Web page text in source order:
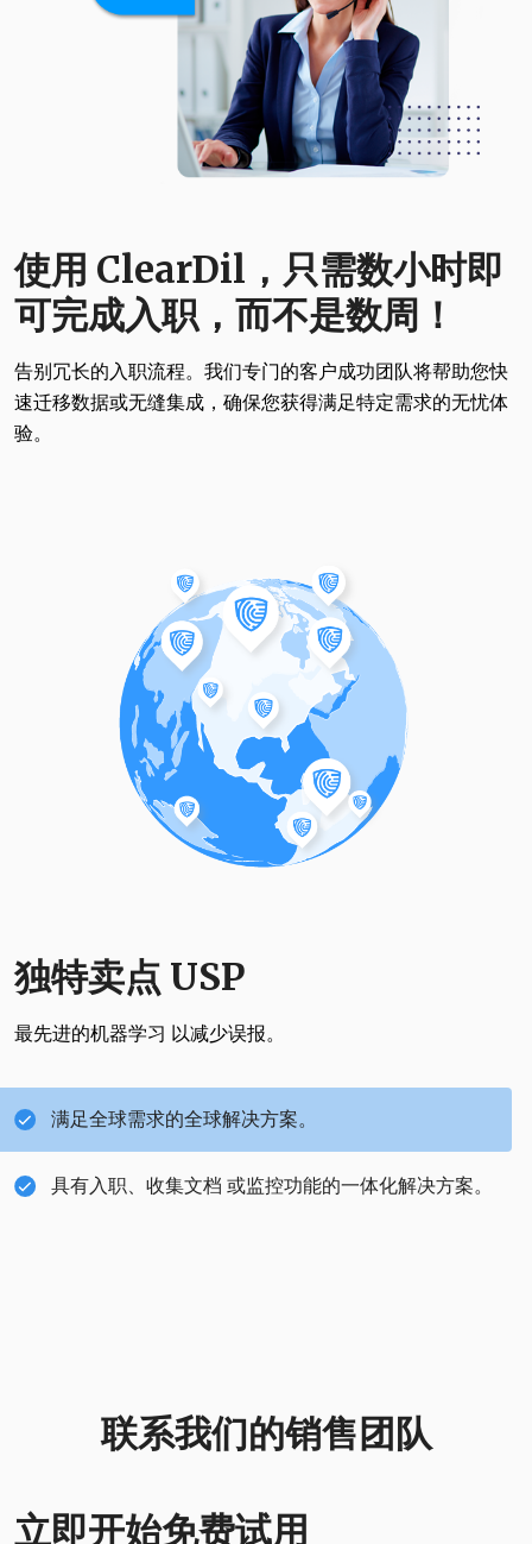
使用 ClearDil，只需数小时即
可完成入职，而不是数周！
告别冗长的入职流程。我们专门的客户成功团队将帮助您快
速迁移数据或无缝集成，确保您获得满足特定需求的无忧体
验。
独特卖点 USP
最先进的机器学习 以减少误报。
满足全球需求的全球解决方案。
具有入职、收集文档 或监控功能的一体化解决方案。
联系我们的销售团队
立即开始免费试用